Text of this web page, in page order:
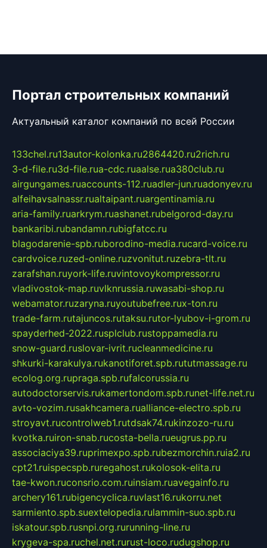
Портал строительных компаний
Актуальный каталог компаний по всей России
133chel.ru13autor-kolonka.ru2864420.ru2rich.ru
3-d-file.ru3d-file.rua-cdc.ruaalse.rua380club.ru
airgungames.ruaccounts-112.ruadler-jun.ruadonyev.ru
alfeihavsalnassr.rualtaipant.ruargentinamia.ru
aria-family.ruarkrym.ruashanet.rubelgorod-day.ru
bankaribi.rubandamn.rubigfatcc.ru
blagodarenie-spb.ruborodino-media.rucard-voice.ru
cardvoice.ruzed-online.ruzvonitut.ruzebra-tlt.ru
zarafshan.ruyork-life.ruvintovoykompressor.ru
vladivostok-map.ruvlknrussia.ruwasabi-shop.ru
webamator.ruzaryna.ruyoutubefree.rux-ton.ru
trade-farm.rutajuncos.rutaksu.rutor-lyubov-i-grom.ru
spayderhed-2022.rusplclub.rustoppamedia.ru
snow-guard.ruslovar-ivrit.rucleanmedicine.ru
shkurki-karakulya.rukanotiforet.spb.rututmassage.ru
ecolog.org.rupraga.spb.rufalcorussia.ru
autodoctorservis.rukamertondom.spb.runet-life.net.ru
avto-vozim.rusakhcamera.rualliance-electro.spb.ru
stroyavt.rucontrolweb1.rutdsak74.rukinzozo-ru.ru
kvotka.ruiron-snab.rucosta-bella.rueugrus.pp.ru
associaciya39.ruprimexpo.spb.rubezmorchin.ruia2.ru
cpt21.ruispecspb.ruregahost.rukolosok-elita.ru
tae-kwon.ruconsrio.com.ruinsiam.ruavegainfo.ru
archery161.rubigencyclica.ruvlast16.rukorru.net
sarmiento.spb.suextelopedia.rulammin-suo.spb.ru
iskatour.spb.rusnpi.org.rurunning-line.ru
krygeva-spa.ruchel.net.rurust-loco.rudugshop.ru